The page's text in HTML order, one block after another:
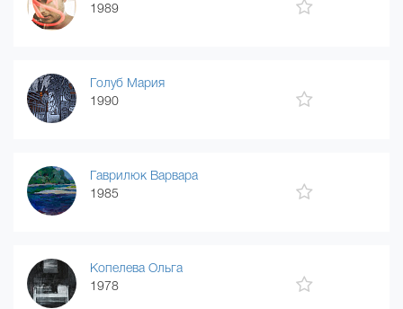
1989
Голуб Мария
1990
Гаврилюк Варвара
1985
Копелева Ольга
1978